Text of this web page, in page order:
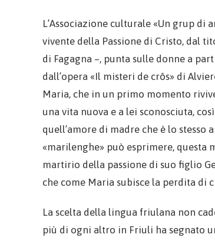
L’Associazione culturale «Un grup di
vivente della Passione di Cristo, dal
di Fagagna –, punta sulle donne a
dall’opera «Il misteri de crôs» di
Maria, che in un primo momento
una vita nuova e a lei sconosciuta,
quell’amore di madre che è lo stesso
«marilenghe» può esprimere, questa
martirio della passione di suo figlio
che come Maria subisce la perdita di
La scelta della lingua friulana non
più di ogni altro in Friuli ha segnato